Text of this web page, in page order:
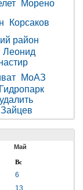
Морено
Корсаков
район
Леонид
МоАЗ
Гидропарк
удалить
Зайцев
Май
Вс
6